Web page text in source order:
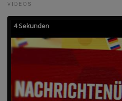
VIDEOS
4 Sekunden